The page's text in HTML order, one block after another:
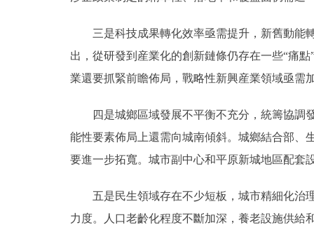
三是科技成果轉化效率亟需提升，新舊動能轉
出，從研發到産業化的創新鏈條仍存在一些“痛
業還要抓緊前瞻佈局，戰略性新興産業領域亟需
四是城鄉區域發展不平衡不充分，統籌協調發
能性要素佈局上還需向城南傾斜。城鄉結合部、
要進一步拓寬。城市副中心和平原新城地區配套
五是民生領域存在不少短板，城市精細化治理
力度。人口老齡化程度不斷加深，養老設施供給